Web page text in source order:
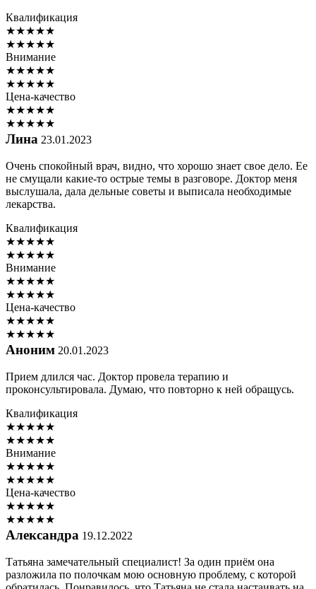
Квалификация
★★★★★
★★★★★
Внимание
★★★★★
★★★★★
Цена-качество
★★★★★
★★★★★
Лина 23.01.2023
Очень спокойный врач, видно, что хорошо знает свое дело. Ее
не смущали какие-то острые темы в разговоре. Доктор меня
выслушала, дала дельные советы и выписала необходимые
лекарства.
Квалификация
★★★★★
★★★★★
Внимание
★★★★★
★★★★★
Цена-качество
★★★★★
★★★★★
Аноним 20.01.2023
Прием длился час. Доктор провела терапию и
проконсультировала. Думаю, что повторно к ней обращусь.
Квалификация
★★★★★
★★★★★
Внимание
★★★★★
★★★★★
Цена-качество
★★★★★
★★★★★
Александра 19.12.2022
Татьяна замечательный специалист! За один приём она
разложила по полочкам мою основную проблему, с которой